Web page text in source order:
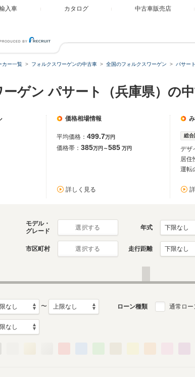
入車 カタログ 中古車販売店
カー一覧 フォルクスワーゲンの中古車 全国のフォルクスワーゲン パサー
ゲン パサート（兵庫県）の
価格相場情報
平均価格： 499.7万円
価格帯： 385万円～585 万円
詳しく見る
総合
デザ
居住
運転
モデル・
グレード
選択する 年式
市区町村 選択する 走行距離
〜 ローン種類 通常ロー